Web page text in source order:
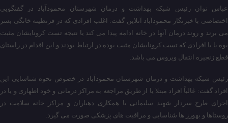
عباس توان رئیس شبکه بهداشت و درمان شهرستان محمودآباد در گفتگویی
اختصاصی با خبرنگار محمودآباد آنلاین گفت: اغلب افرادی که در قرنطینه خانگی بسر
می برند و روند درمان آنها در خانه ادامه پیدا می کند یا نتیجه تست کرونایشان مثبت
بوه یا با افرادی که تست کرونایشان مثبت بوده در ارتباط بودند و این اقدام در راستای
قطع زنجیره انتقال ویروس می باشد.
رئیس شبکه بهداشت و درمان شهرستان محمودآباد در خصوص نحوه شناسایی این
افراد گفت: غالباً افراد مبتلا یا از طریق مراجعه به مراکز درمانی و خود اظهاری و یا در
اجرای طرح سردار شهید سلیمانی با همکاری دهیاران و مراکز خانه سلامت در
روستاها و بهورز ها شناسایی و مراقبت های پزشکی صورت می گیرد.